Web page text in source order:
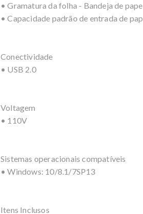
• Gramatura da folha - Bandeja de
• Capacidade padrão de entrada de
Conectividade
• USB 2.0
Voltagem
• 110V
Sistemas operacionais compatíveis
• Windows: 10/8.1/7SP13
Itens Inclusos